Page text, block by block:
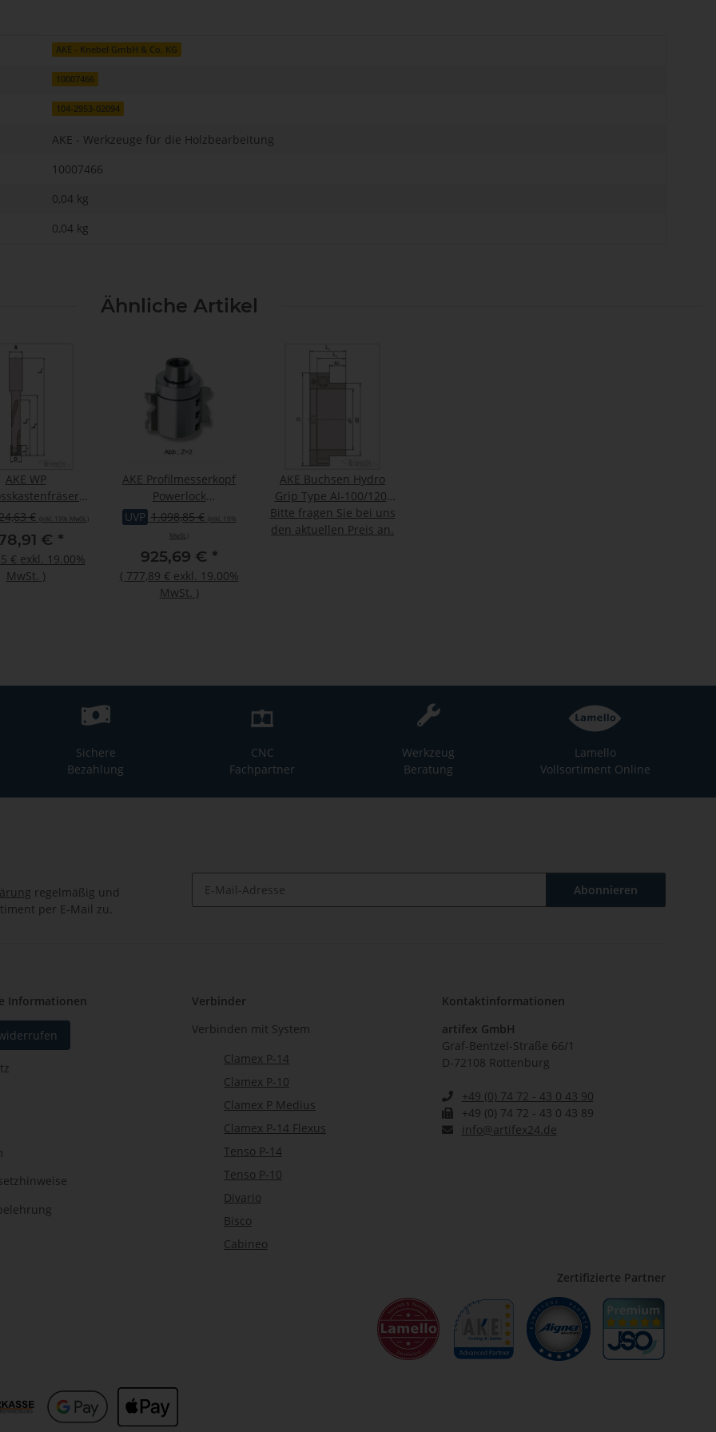
AKE - Knebel GmbH & Co. KG
10007466
104-2953-02094
AKE - Werkzeuge für die Holzbearbeitung
10007466
0,04 kg
0,04 kg
Ähnliche Artikel
AKE WP
D=16mm Z=2
€ (inkl. 19% MwSt.)
€ *
€ exkl. 19.00%
MwSt. )
AKE Profilmesserkopf
Powerlock
90X190XHSK85WE Z2
UVP 1.098,85 €
(inkl. 19%
MwSt.)
925,69 € *
( 777,89 € exkl. 19.00%
MwSt. )
AKE Buchsen Hydro
Grip Type AI-100/120-
60
Bitte fragen Sie bei uns
den aktuellen Preis an.
Sichere
Bezahlung
CNC
Fachpartner
Werkzeug
Beratung
Lamello
Vollsortiment Online
regelmäßig und
per E-Mail zu.
Abonnieren
Informationen
Verbinder
Verbinden mit System
Clamex P-14
Clamex P-10
Clamex P Medius
Clamex P-14 Flexus
Tenso P-14
Tenso P-10
Divario
Bisco
Cabineo
Kontaktinformationen
artifex GmbH
Graf-Bentzel-Straße 66/1
D-72108 Rottenburg
+49 (0) 74 72 - 43 0 43 90
+49 (0) 74 72 - 43 0 43 89
info@artifex24.de
Zertifizierte Partner